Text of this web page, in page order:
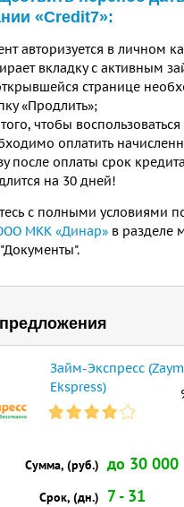
«Credit7»:
авторизуется в личном
вкладку с активным
странице
«Продлить»;
чтобы воспользоваться
оплатить
после оплаты срок
на 30 дней!
с полными условиями
МКК «Динар» в разделе
Займ-Экспресс
Ekspress)
Сумма, (руб.) до 30 000
Срок, (дн.) 7 - 31